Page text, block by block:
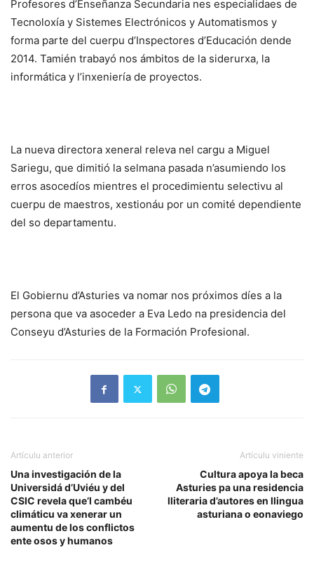
Profesores d’Enseñanza Secundaria nes especialidaes de
Tecnoloxía y Sistemes Electrónicos y Automatismos y
forma parte del cuerpu d’Inspectores d’Educación dende
2014. Tamién trabayó nos ámbitos de la siderurxa, la
informática y l’inxeniería de proyectos.
La nueva directora xeneral releva nel cargu a Miguel
Sariegu, que dimitió la selmana pasada n’asumiendo los
erros asocedíos mientres el procedimientu selectivu al
cuerpu de maestros, xestionáu por un comité dependiente
del so departamentu.
El Gobiernu d’Asturies va nomar nos próximos díes a la
persona que va asoceder a Eva Ledo na presidencia del
Conseyu d’Asturies de la Formación Profesional.
Artículu anterior
Una investigación de la
Universidá d’Uviéu y del
CSIC revela que’l cambéu
climáticu va xenerar un
aumentu de los conflictos
ente osos y humanos
Artículu viniente
Cultura apoya la beca
Asturies pa una residencia
lliteraria d’autores en llingua
asturiana o eonaviego